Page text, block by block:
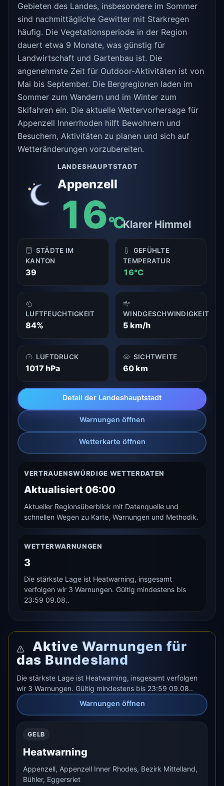
Gebieten des Landes, insbesondere im Sommer
sind nachmittägliche Gewitter mit Starkregen
häufig. Die Vegetationsperiode in der Region
dauert etwa 9 Monate, was günstig für
Landwirtschaft und Gartenbau ist. Die
angenehmste Zeit für Outdoor-Aktivitäten ist von
Mai bis September. Die Bergregionen laden im
Sommer zum Wandern und im Winter zum
Skifahren ein. Die aktuelle Wettervorhersage für
Appenzell Innerrhoden hilft Bewohnern und
Besuchern, Aktivitäten zu planen und sich auf
Wetteränderungen vorzubereiten.
LANDESHAUPTSTADT
Appenzell
16°CKlarer Himmel
STÄDTE IM
KANTON
39
GEFÜHLTE
TEMPERATUR
16°C
LUFTFEUCHTIGKEIT
84%
WINDGESCHWINDIGKEIT
5 km/h
LUFTDRUCK
1017 hPa
SICHTWEITE
60 km
Detail der Landeshauptstadt
Warnungen öffnen
Wetterkarte öffnen
VERTRAUENSWÜRDIGE WETTERDATEN
Aktualisiert 06:00
Aktueller Regionsüberblick mit Datenquelle und
schnellen Wegen zu Karte, Warnungen und Methodik.
WETTERWARNUNGEN
3
Die stärkste Lage ist Heatwarning, insgesamt
verfolgen wir 3 Warnungen. Gültig mindestens bis
23:59 09.08..
Aktive Warnungen für
das Bundesland
Die stärkste Lage ist Heatwarning, insgesamt verfolgen
wir 3 Warnungen. Gültig mindestens bis 23:59 09.08..
Warnungen öffnen
GELB
Heatwarning
Appenzell, Appenzell Inner Rhodes, Bezirk Mittelland,
Bühler, Eggersriet